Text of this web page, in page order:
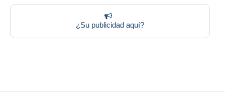
¿Su publicidad aquí?